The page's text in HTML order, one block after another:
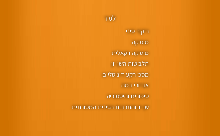
למד
ריקוד סיני
מוסיקה
מוסיקה ווקאלית
תלבושות השן יון
מסכי רקע דיגיטליים
אביזרי במה
סיפורים והיסטוריה
שן יון והתרבות הסינית המסורתית